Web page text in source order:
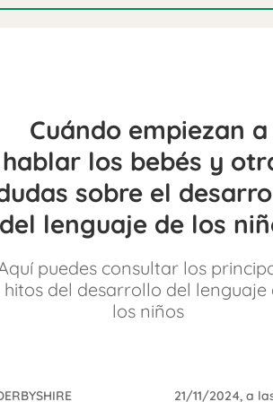
Cuándo empiezan a
hablar los bebés y
sobre el
lenguaje de los
puedes consultar los
hitos del desarrollo del lenguaje
los niños
21/11/2024, a